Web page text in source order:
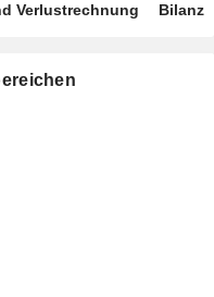
Verlustrechnung Bilanz